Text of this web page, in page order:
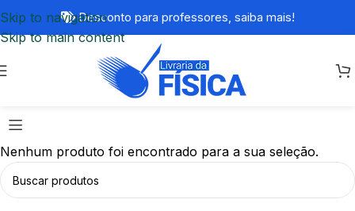
Skip to navigation
Skip to main content
Desconto para professores, saiba mais!
Nenhum produto foi encontrado para a sua seleção.